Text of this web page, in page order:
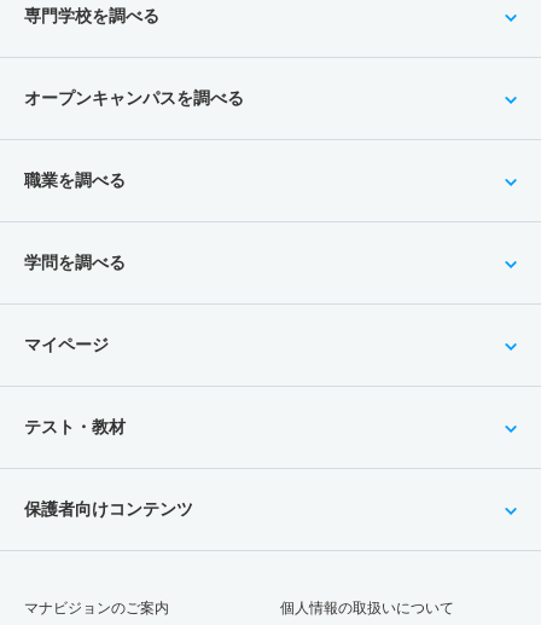
専門学校を調べる
オープンキャンパスを調べる
職業を調べる
学問を調べる
マイページ
テスト・教材
保護者向けコンテンツ
マナビジョンのご案内 個人情報の取扱いについて